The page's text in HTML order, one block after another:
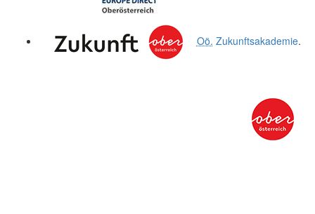
Oö. Zukunftsakademie.